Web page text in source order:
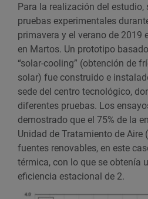
Para la realización del estudio,
pruebas experimentales
primavera y el verano de 2019
en Martos. Un prototipo
“solar-cooling” (obtención de
solar) fue construido e
sede del centro tecnológico,
diferentes pruebas. Los
demostrado que el 75% de la
Unidad de Tratamiento de Aire
fuentes renovables, en este
térmica, con lo que se obtenía
eficiencia estacional de 2.